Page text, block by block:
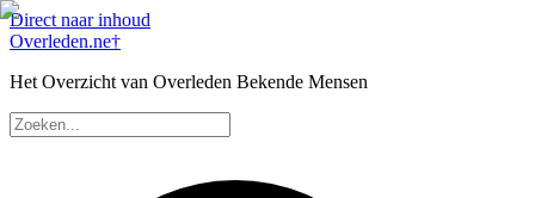
Direct naar inhoud
Overleden.ne†
Het Overzicht van Overleden Bekende Mensen